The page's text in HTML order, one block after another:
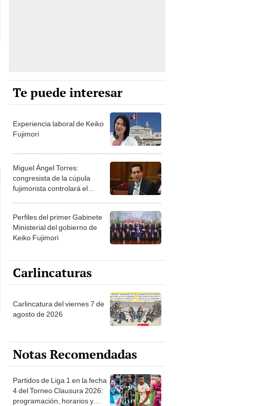
Te puede interesar
Experiencia laboral de Keiko
Fujimori
Miguel Ángel Torres:
congresista de la cúpula
fujimorista controlará el
Perfiles del primer Gabinete
Ministerial del gobierno de
Keiko Fujimori
Carlincaturas
Carlincatura del viernes 7 de
agosto de 2026
Notas Recomendadas
Partidos de Liga 1 en la fecha
4 del Torneo Clausura 2026:
programación, horarios y